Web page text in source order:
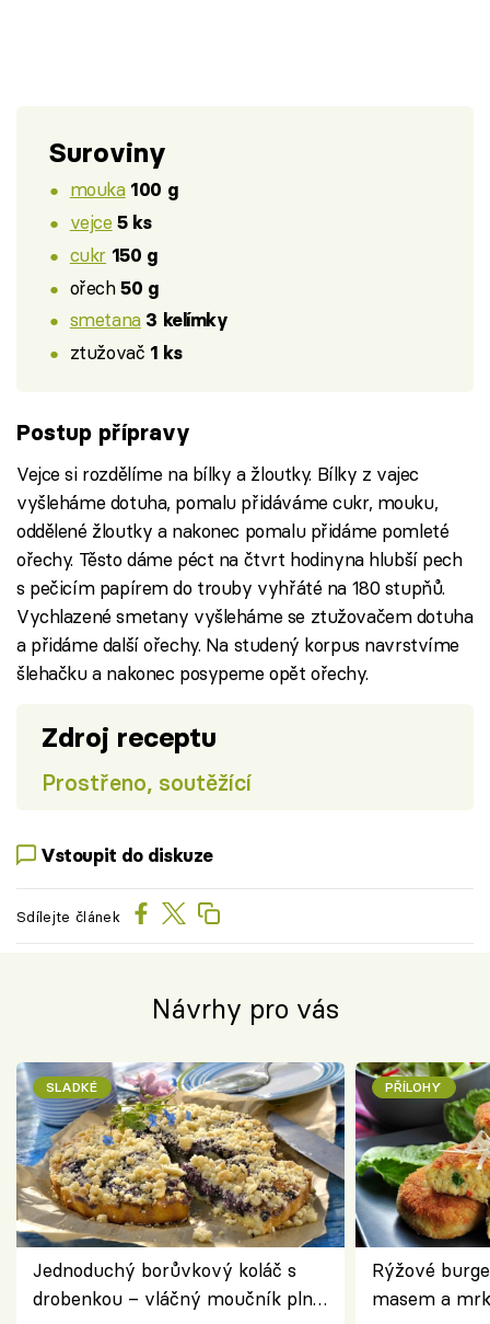
Suroviny
mouka 100 g
vejce 5 ks
cukr 150 g
ořech50 g
smetana 3 kelímky
ztužovač 1 ks
Postup přípravy
Vejce si rozdělíme na bílky a žloutky. Bílky z vajec
vyšleháme dotuha, pomalu přidáváme cukr, mouku,
oddělené žloutky a nakonec pomalu přidáme pomleté
ořechy. Těsto dáme péct na čtvrt hodinyna hlubší pech
s pečicím papírem do trouby vyhřáté na 180 stupňů.
Vychlazené smetany vyšleháme se ztužovačem dotuha
a přidáme další ořechy. Na studený korpus navrstvíme
šlehačku a nakonec posypeme opět ořechy.
Zdroj receptu
Prostřeno, soutěžící
Vstoupit do diskuze
Sdílejte článek
Návrhy pro vás
SLADKÉ
Jednoduchý borůvkový koláč s
drobenkou – vláčný moučník plný
PŘÍLOHY
Rýžové
masem a